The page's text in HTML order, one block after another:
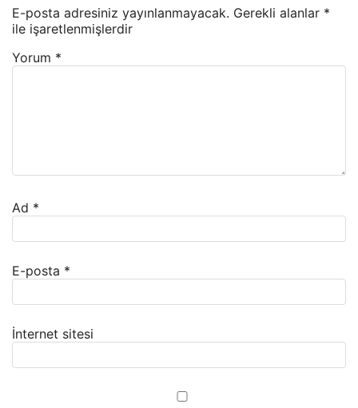
E-posta adresiniz yayınlanmayacak. Gerekli alanlar *
ile işaretlenmişlerdir
Yorum *
Ad *
E-posta *
İnternet sitesi